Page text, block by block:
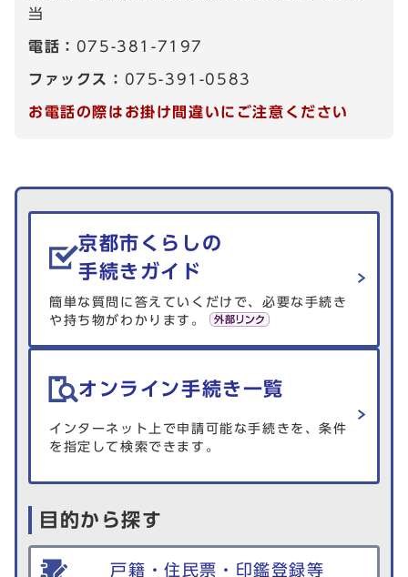
当
電話： 075-381-7197
ファックス： 075-391-0583
お電話の際はお掛け間違いにご注意ください
生活情報を探す
京都市くらしの
手続きガイド
簡単な質問に答えていくだけで、必要な手続き
や持ち物がわかります。
オンライン手続き一覧
インターネット上で申請可能な手続きを、条件
を指定して検索できます。
目的から探す
戸籍・住民票・印鑑登録等